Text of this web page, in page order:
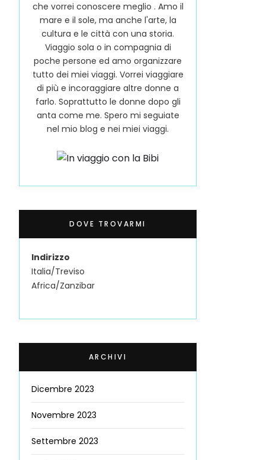
che vorrei conoscere meglio . Amo il
mare e il sole, ma anche l'arte, la
cultura e le città con una storia.
Viaggio sola o in compagnia di
poche persone ed amo organizzare
tutto dei miei viaggi. Vorrei viaggiare
di più e incoraggiare altre donne a
farlo. Soprattutto le donne dopo gli
anta come me. Spero mi seguiate
nel mio blog e nei miei viaggi.
DOVE TROVARMI
Indirizzo
Italia/Treviso
Africa/Zanzibar
ARCHIVI
Dicembre 2023
Novembre 2023
Settembre 2023